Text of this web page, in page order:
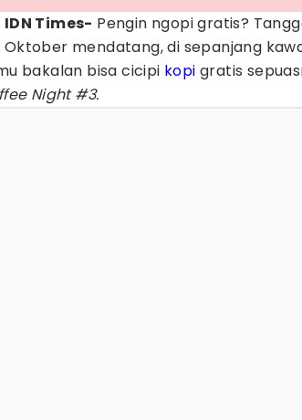
Times- Pengin ngopi gratis?
mendatang, di sepanjang
bakalan bisa cicipi kopi gratis
Night #3.